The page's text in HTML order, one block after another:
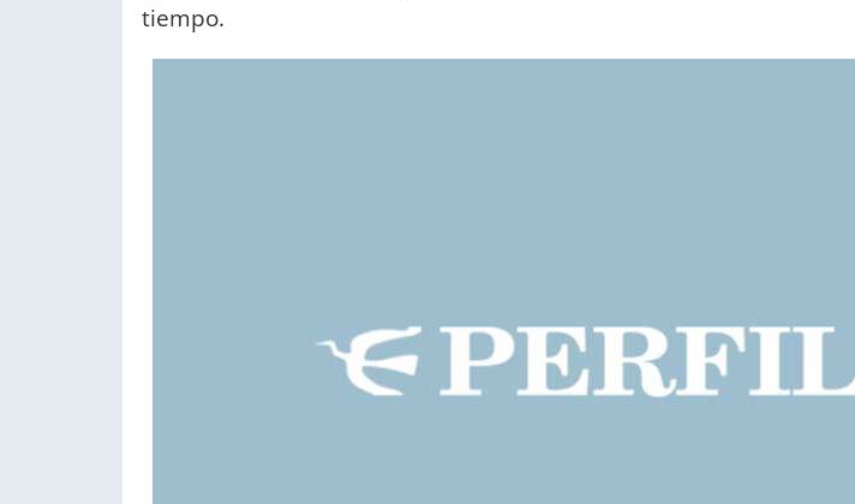
tiempo.